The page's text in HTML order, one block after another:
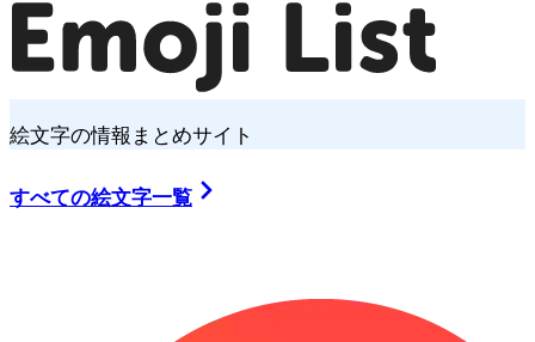
絵文字の情報まとめサイト
すべての絵文字一覧